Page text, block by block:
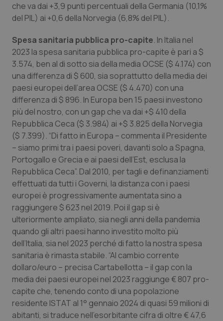
Vaccini
che va dai +3,9 punti percentuali della Germania (10,1%
del PIL) ai +0,6 della Norvegia (6,8% del PIL).
Spesa sanitaria pubblica pro-capite. In Italia nel
2023 la spesa sanitaria pubblica pro-capite è pari a $
3.574, ben al di sotto sia della media OCSE ($ 4.174) con
una differenza di $ 600, sia soprattutto della media dei
paesi europei dell’area OCSE ($ 4.470) con una
differenza di $ 896. In Europa ben 15 paesi investono
più del nostro, con un gap che va dai +$ 410 della
Repubblica Ceca ($ 3.984) ai +$ 3.825 della Norvegia
($ 7.399). “Di fatto in Europa – commenta il Presidente
– siamo primi tra i paesi poveri, davanti solo a Spagna,
Portogallo e Grecia e ai paesi dell’Est, esclusa la
Repubblica Ceca”. Dal 2010, per tagli e definanziamenti
effettuati da tutti i Governi, la distanza con i paesi
europei è progressivamente aumentata sino a
raggiungere $ 623 nel 2019. Poi il gap si è
ulteriormente ampliato, sia negli anni della pandemia
quando gli altri paesi hanno investito molto più
dell’Italia, sia nel 2023 perché di fatto la nostra spesa
sanitaria è rimasta stabile. “Al cambio corrente
dollaro/euro – precisa Cartabellotta – il gap con la
media dei paesi europei nel 2023 raggiunge € 807 pro-
capite che, tenendo conto di una popolazione
residente ISTAT al 1° gennaio 2024 di quasi 59 milioni di
abitanti, si traduce nell’esorbitante cifra di oltre € 47,6